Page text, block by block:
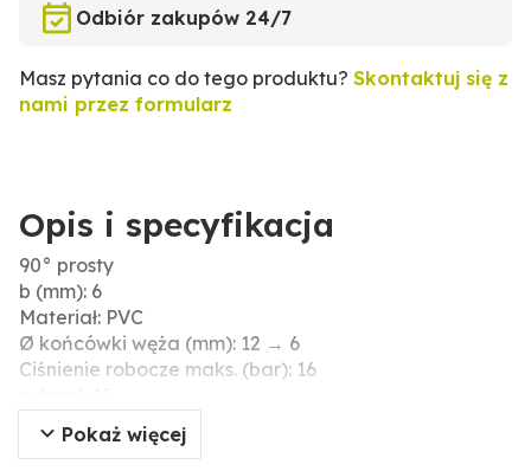
Odbiór zakupów 24/7
Masz pytania co do tego produktu? Skontaktuj się z
nami przez formularz
Opis i specyfikacja
90° prosty
b (mm): 6
Materiał: PVC
Ø końcówki węża (mm): 12 → 6
Ciśnienie robocze maks. (bar): 16
Pokaż więcej